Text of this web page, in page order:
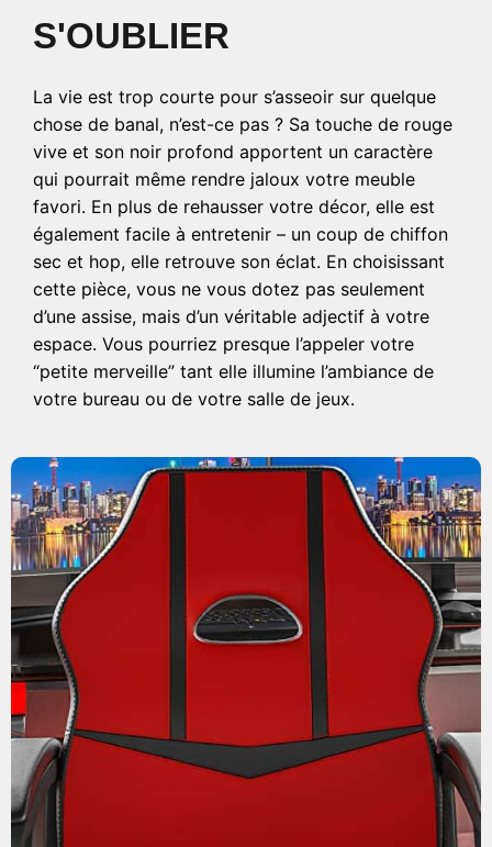
S'OUBLIER
La vie est trop courte pour s’asseoir sur quelque
chose de banal, n’est-ce pas ? Sa touche de rouge
vive et son noir profond apportent un caractère
qui pourrait même rendre jaloux votre meuble
favori. En plus de rehausser votre décor, elle est
également facile à entretenir – un coup de chiffon
sec et hop, elle retrouve son éclat. En choisissant
cette pièce, vous ne vous dotez pas seulement
d’une assise, mais d’un véritable adjectif à votre
espace. Vous pourriez presque l’appeler votre
“petite merveille” tant elle illumine l’ambiance de
votre bureau ou de votre salle de jeux.